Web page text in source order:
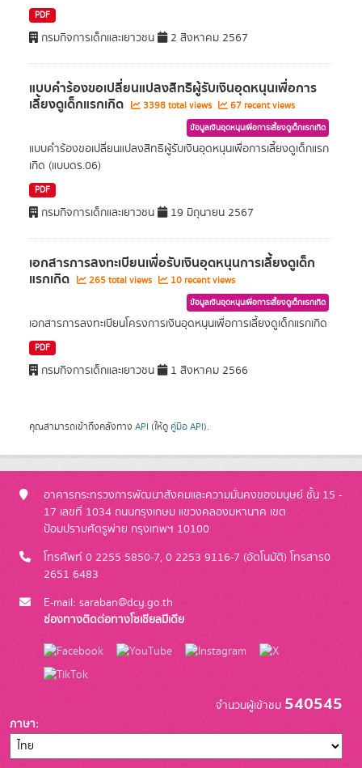
PDF
กรมกิจการเด็กและเยาวชน 2 สิงหาคม 2567
แบบคำร้องขอเปลี่ยนแปลงสิทธิผู้รับเงินอุดหนุนเพื่อการ
เลี้ยงดูเด็กแรกเกิด 3398 total views 67 recent views
ข้อมูลเงินอุดหนุนเพื่อการเลี้ยงดูเด็กแรกเกิด
แบบคำร้องขอเปลี่ยนแปลงสิทธิผู้รับเงินอุดหนุนเพื่อการเลี้ยงดูเด็กแรก
เกิด (แบบดร.06)
PDF
กรมกิจการเด็กและเยาวชน 19 มิถุนายน 2567
เอกสารการลงทะเบียนเพื่อรับเงินอุดหนุนการเลี้ยงดูเด็ก
แรกเกิด 265 total views 10 recent views
ข้อมูลเงินอุดหนุนเพื่อการเลี้ยงดูเด็กแรกเกิด
เอกสารการลงทะเบียนโครงการเงินอุดหนุนเพื่อการเลี้ยงดูเด็กแรกเกิด
PDF
กรมกิจการเด็กและเยาวชน 1 สิงหาคม 2566
คุณสามารถเข้าถึงคลังทาง API (ให้ดู คู่มือ API).
อาคารกระทรวงการพัฒนาสังคมและความมั่นคงของมนุษย์ ชั้น 15 -
17 เลขที่ 1034 ถนนกรุงเกษม แขวงคลองมหานาค เขต
ป้อมปราบศัตรูพ่าย กรุงเทพฯ 10100
โทรศัพท์ 0 2255 5850-7, 0 2253 9116-7 (อัตโนมัติ) โทรสาร0
2651 6483
E-mail: saraban@dcy.go.th
ช่องทางติดต่อทางโซเชียลมีเดีย
จำนวนผู้เข้าชม 540545
ภาษา